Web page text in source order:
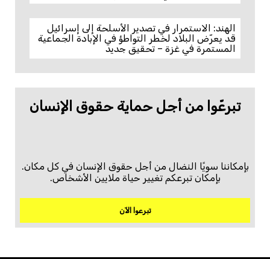
الهند: الاستمرار في تصدير الأسلحة إلى إسرائيل
قد يعرّض البلاد لخطر التواطؤ في الإبادة الجماعية
المستمرة في غزة – تحقيق جديد
تبرعّوا من أجل حماية حقوق الإنسان
بإمكاننا سويًا النضال من أجل حقوق الإنسان في كل مكان.
بإمكان تبرعكم تغيير حياة ملايين الأشخاص.
تبرعوا الآن